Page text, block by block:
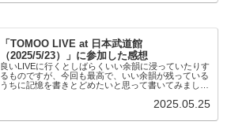
「TOMOO LIVE at 日本武道館
（2025/5/23）」に参加した感想
良いLIVEに行くとしばらくいい余韻に浸っていたりす
るものですが、今回も最高で、いい余韻が残っている
うちに記憶を書きとどめたいと思って書いてみまし
がありましたらご指摘いただければ幸いです。いつ…
2025.05.25